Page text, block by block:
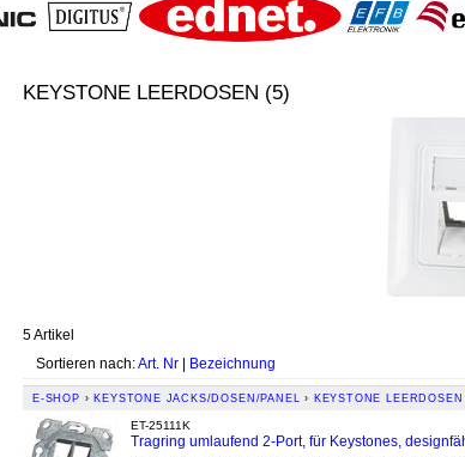
KEYSTONE LEERDOSEN (5)
5 Artikel
Sortieren nach:Art. Nr | Bezeichnung
E-SHOP › KEYSTONE JACKS/DOSEN/PANEL › KEYSTONE LEERDOSEN
ET-25111K
Tragring umlaufend 2-Port, für Keystones,